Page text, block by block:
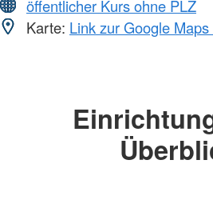
öffentlicher Kurs ohne PLZ
Karte: Link zur Google